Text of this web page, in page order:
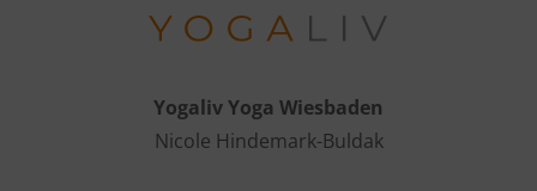
Yogaliv Yoga Wiesbaden
Nicole Hindemark-Buldak